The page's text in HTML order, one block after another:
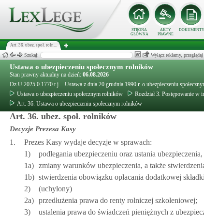
STRONA
GŁÓWNA
AKTY
PRAWNE
DOKUMENTY
Art. 36. ubez. społ. roln...
Szukaj: Wyłącz reklamy,
Ustawa o ubezpieczeniu społecznym rolników
Stan prawny aktualny na dzień: 06.08.2026
Dz.U.2025.0.1770 t.j. - Ustawa z dnia 20 grudnia 1990 r. o ubezpieczeniu
Ustawa o ubezpieczeniu społecznym rolników
Rozdział 3. Postępowanie w
Art. 36. Ustawa o ubezpieczeniu społecznym rolników
Art. 36. ubez. społ. rolników
Decyzje Prezesa Kasy
1.
Prezes Kasy wydaje decyzje w sprawach:
1)
podlegania ubezpieczeniu oraz ustania
1a) zmiany warunków ubezpieczenia, a także
1b) stwierdzenia obowiązku opłacania dodatkowej
2)
(uchylony)
2a) przedłużenia prawa do renty rolniczej szkoleniowej;
3)
ustalenia prawa do świadczeń pieniężnych z